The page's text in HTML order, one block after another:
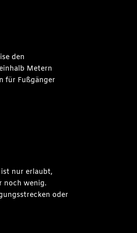
den
Metern
für Fußgänger
nur erlaubt,
noch wenig.
oder